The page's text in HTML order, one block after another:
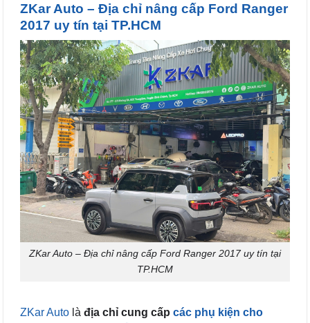
ZKar Auto – Địa chỉ nâng cấp Ford Ranger
2017 uy tín tại TP.HCM
ZKar Auto – Địa chỉ nâng cấp Ford Ranger 2017 uy tín tại
TP.HCM
ZKar Auto là địa chỉ cung cấp các phụ kiện cho